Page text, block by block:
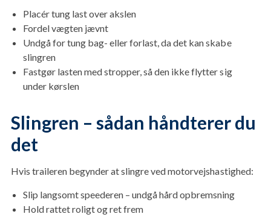
Placér tung last over akslen
Fordel vægten jævnt
Undgå for tung bag- eller forlast, da det kan skabe
slingren
Fastgør lasten med stropper, så den ikke flytter sig
under kørslen
Slingren – sådan håndterer du
det
Hvis traileren begynder at slingre ved motorvejshastighed:
Slip langsomt speederen – undgå hård opbremsning
Hold rattet roligt og ret frem